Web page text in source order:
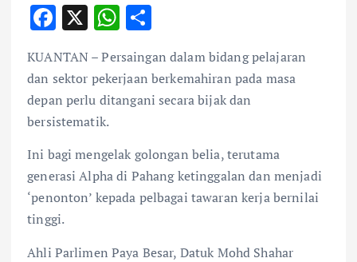
F
e
b
o
o
k
X W
h
at
s
p
p
ar
e
KUANTAN – Persaingan dalam bidang pelajaran
dan sektor pekerjaan berkemahiran pada masa
depan perlu ditangani secara bijak dan
bersistematik.
Ini bagi mengelak golongan belia, terutama
generasi Alpha di Pahang ketinggalan dan menjadi
‘penonton’ kepada pelbagai tawaran kerja bernilai
tinggi.
Ahli Parlimen Paya Besar, Datuk Mohd Shahar